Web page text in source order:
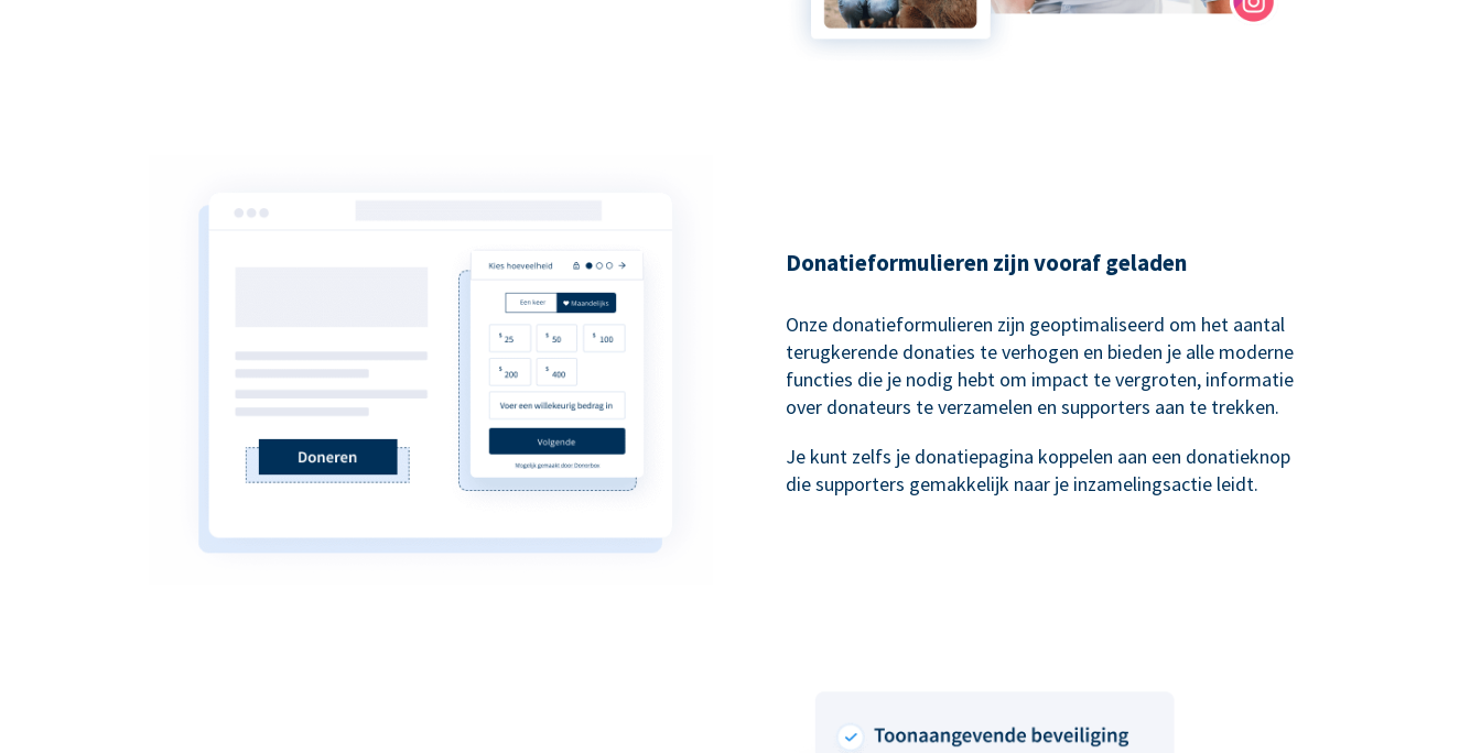
Donatieformulieren zijn vooraf geladen
Onze donatieformulieren zijn geoptimaliseerd om het aantal
terugkerende donaties te verhogen en bieden je alle moderne
functies die je nodig hebt om impact te vergroten, informatie
over donateurs te verzamelen en supporters aan te trekken.
Je kunt zelfs je donatiepagina koppelen aan een donatieknop
die supporters gemakkelijk naar je inzamelingsactie leidt.